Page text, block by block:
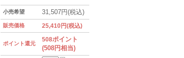
小売希望 31,507円(税込)
販売価格 25,410円(税込)
ポイント還元
508ポイント
(508円相当)